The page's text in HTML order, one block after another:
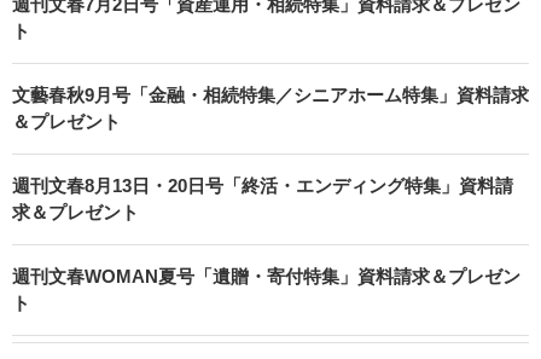
週刊文春7月2日号「資産運用・相続特集」資料請求＆プレゼン
ト
文藝春秋9月号「金融・相続特集／シニアホーム特集」資料請求
＆プレゼント
週刊文春8月13日・20日号「終活・エンディング特集」資料請
求＆プレゼント
週刊文春WOMAN夏号「遺贈・寄付特集」資料請求＆プレゼン
ト